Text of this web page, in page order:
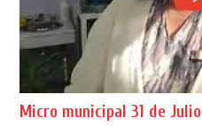
Micro municipal 31 de Julio